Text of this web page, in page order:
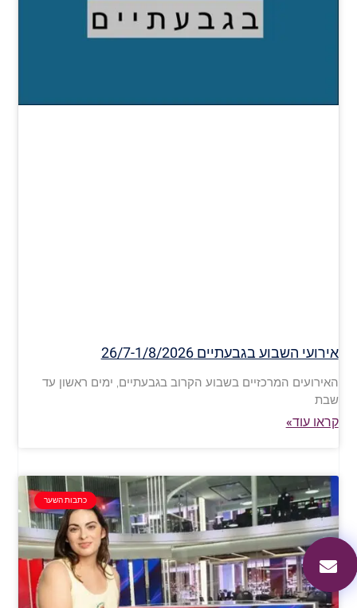
אירועי השבוע בגבעתיים 26/7-1/8/2026
האירועים המרכזיים בשבוע הקרוב בגבעתיים, ימים ראשון עד
שבת
קראו עוד»
כתבות השער